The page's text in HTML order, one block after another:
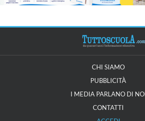
CHI SIAMO
PUBBLICITÀ
I MEDIA PARLANO DI NOI
CONTATTI